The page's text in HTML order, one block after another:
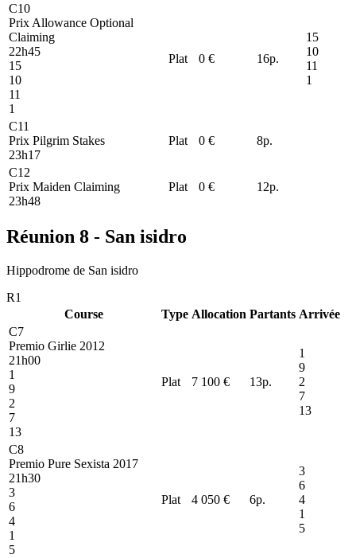
C10
Prix Allowance Optional
Claiming
22h45
15
10
11
1
Plat 0 € 16p.
15
10
11
1
C11
Prix Pilgrim Stakes
23h17
Plat 0 € 8p.
C12
Prix Maiden Claiming
23h48
Plat 0 € 12p.
Réunion 8 - San isidro
Hippodrome de San isidro
R1
Course
Type Allocation Partants Arrivée
C7
Premio Girlie 2012
21h00
1
9
2
7
13
Plat 7 100 € 13p.
1
9
2
7
13
C8
Premio Pure Sexista 2017
21h30
3
6
4
1
5
Plat 4 050 € 6p.
3
6
4
1
5